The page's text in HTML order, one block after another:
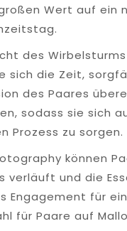
Wert auf ein
des
sich die Zeit,
des Paares
sodass sie sich
Prozess zu sorgen.
können
verläuft und die
Engagement für
für Paare auf